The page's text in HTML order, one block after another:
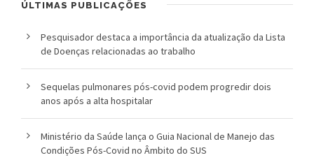
ÚLTIMAS PUBLICAÇÕES
Pesquisador destaca a importância da atualização da Lista
de Doenças relacionadas ao trabalho
Sequelas pulmonares pós-covid podem progredir dois
anos após a alta hospitalar
Ministério da Saúde lança o Guia Nacional de Manejo das
Condições Pós-Covid no Âmbito do SUS